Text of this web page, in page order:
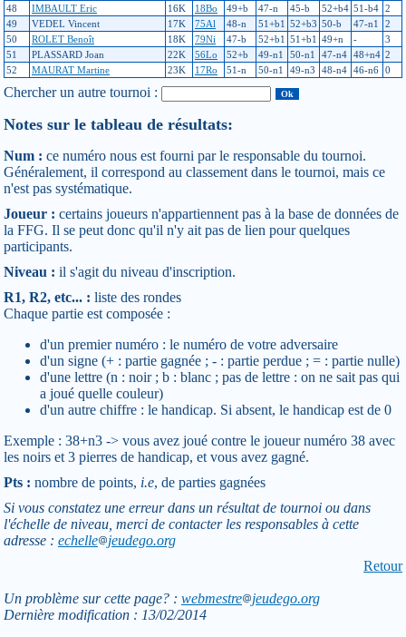
48
IMBAULT Eric 16K 18Bo 49+b 47-n 45-b 52+b4 51-b4 2
49
VEDEL Vincent 17K 75Al 48-n 51+b1 52+b3 50-b 47-n1
2
50
ROLET Benoît 18K 79Ni 47-b 52+b1 51+b1 49+n -
3
51
PLASSARD Joan 22K 56Lo 52+b 49-n1 50-n1 47-n4 48+n4 2
52
MAURAT Martine 23K 17Ro 51-n 50-n1 49-n3 48-n4 46-n6 0
Chercher un autre tournoi :
Notes sur le tableau de résultats:
Num : ce numéro nous est fourni par le responsable du tournoi.
Généralement, il correspond au classement dans le tournoi, mais ce
n'est pas systématique.
Joueur : certains joueurs n'appartiennent pas à la base de données de
la FFG. Il se peut donc qu'il n'y ait pas de lien pour quelques
participants.
Niveau : il s'agit du niveau d'inscription.
R1, R2, etc... : liste des rondes
Chaque partie est composée :
d'un premier numéro : le numéro de votre adversaire
d'un signe (+ : partie gagnée ; - : partie perdue ; = : partie nulle)
d'une lettre (n : noir ; b : blanc ; pas de lettre : on ne sait pas qui
a joué quelle couleur)
d'un autre chiffre : le handicap. Si absent, le handicap est de 0
Exemple : 38+n3 -> vous avez joué contre le joueur numéro 38 avec
les noirs et 3 pierres de handicap, et vous avez gagné.
Pts : nombre de points, i.e, de parties gagnées
Si vous constatez une erreur dans un résultat de tournoi ou dans
l'échelle de niveau, merci de contacter les responsables à cette
adresse : echelle
jeudego.org
Retour
Un problème sur cette page? : webmestre
jeudego.org
Dernière modification : 13/02/2014